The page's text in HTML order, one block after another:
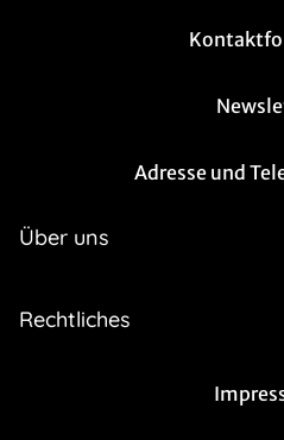
Adresse und
Über uns
Rechtliches